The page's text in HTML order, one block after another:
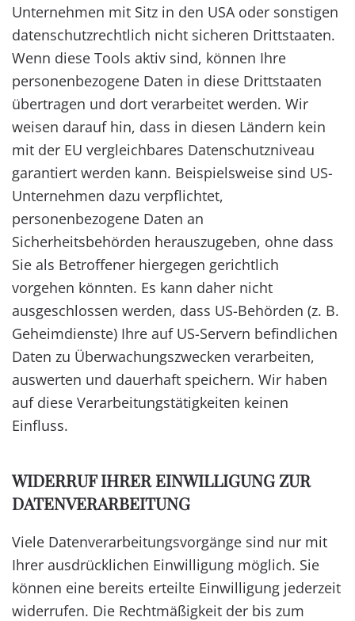
Unternehmen mit Sitz in den USA oder sonstigen
datenschutzrechtlich nicht sicheren Drittstaaten.
Wenn diese Tools aktiv sind, können Ihre
personenbezogene Daten in diese Drittstaaten
übertragen und dort verarbeitet werden. Wir
weisen darauf hin, dass in diesen Ländern kein
mit der EU vergleichbares Datenschutzniveau
garantiert werden kann. Beispielsweise sind US-
Unternehmen dazu verpflichtet,
personenbezogene Daten an
Sicherheitsbehörden herauszugeben, ohne dass
Sie als Betroffener hiergegen gerichtlich
vorgehen könnten. Es kann daher nicht
ausgeschlossen werden, dass US-Behörden (z. B.
Geheimdienste) Ihre auf US-Servern befindlichen
Daten zu Überwachungszwecken verarbeiten,
auswerten und dauerhaft speichern. Wir haben
auf diese Verarbeitungstätigkeiten keinen
Einfluss.
WIDERRUF IHRER EINWILLIGUNG ZUR
DATENVERARBEITUNG
Viele Datenverarbeitungsvorgänge sind nur mit
Ihrer ausdrücklichen Einwilligung möglich. Sie
können eine bereits erteilte Einwilligung jederzeit
widerrufen. Die Rechtmäßigkeit der bis zum